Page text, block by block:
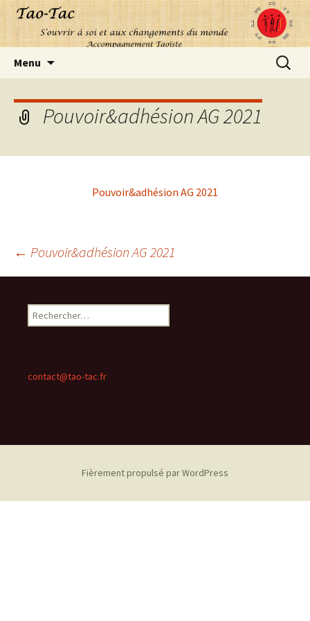
Menu
Pouvoir&adhésion AG 2021
Pouvoir&adhésion AG 2021
Navigation
des
← Pouvoir&adhésion AG 2021
Rechercher :
contact@tao-tac.fr
Fièrement propulsé par WordPress